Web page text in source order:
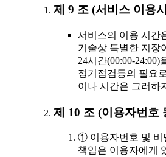
제 9 조 (서비스 이용
서비스의 이용 시간
기술상 특별한 지장
24시간(00:00-
정기점검등의 필요
이나 시간은 그러하
제 10 조 (이용자번호
① 이용자번호 및 비
책임은 이용자에게